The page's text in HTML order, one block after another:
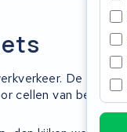
De accu
cellen van bekende